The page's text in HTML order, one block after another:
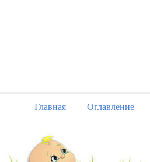
Главная Оглавление